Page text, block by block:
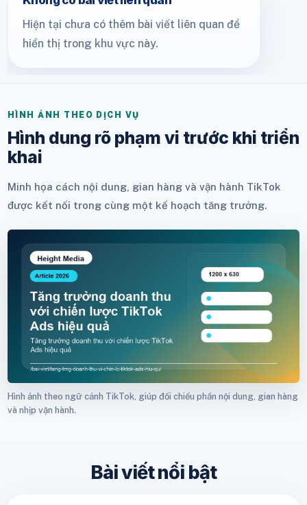
Hiện tại chưa có thêm bài viết liên quan để
hiển thị trong khu vực này.
HÌNH ẢNH THEO DỊCH VỤ
Hình dung rõ phạm vi trước khi triển
khai
Minh họa cách nội dung, gian hàng và vận hành TikTok
được kết nối trong cùng một kế hoạch tăng trưởng.
Hình ảnh theo ngữ cảnh TikTok, giúp đối chiếu phần nội dung, gian hàng
và nhịp vận hành.
Bài viết nổi bật